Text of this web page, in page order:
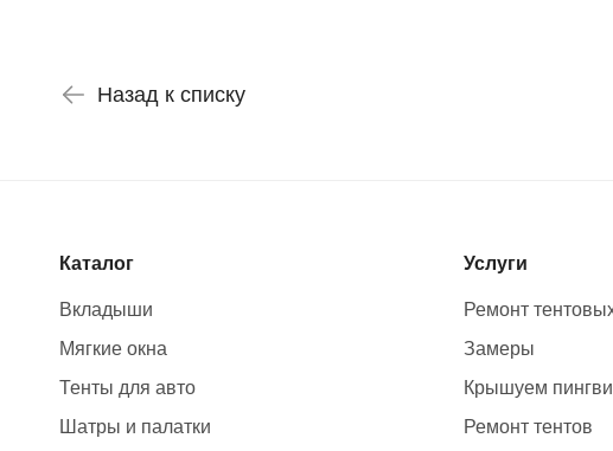
Назад к списку
Каталог
Вкладыши
Мягкие окна
Тенты для авто
Шатры и палатки
Услуги
Ремонт
Замеры
Крышуем
Ремонт тентов